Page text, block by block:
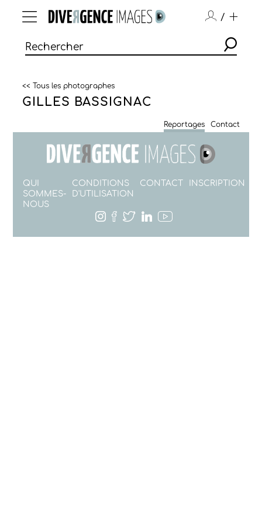
/
<< Tous les photographes
GILLES BASSIGNAC
Reportages Contact
QUI
SOMMES-
NOUS
CONDITIONS
D'UTILISATION
CONTACT INSCRIPTION